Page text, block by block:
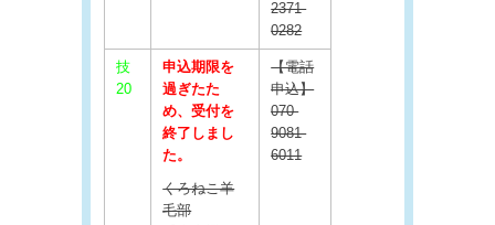
2371-
0282
技
20
申込期限を
過ぎたた
め、受付を
終了しまし
た。
くろねこ羊
毛部
【電話
申込】
070-
9081-
6011